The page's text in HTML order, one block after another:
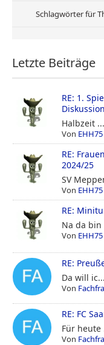
Schlagwörter für
Letzte Beiträge
RE: 1.
Halbzeit ...
Von EHH75
RE:
2024/25
SV
Von EHH75
RE:
Na da bin
Von EHH75
RE:
Da will ic...
Von
RE: FC
Für heute
Von